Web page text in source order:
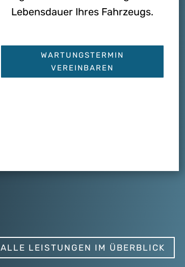
Lebensdauer Ihres Fahrzeugs.
WARTUNGSTERMIN
VEREINBAREN
ALLE LEISTUNGEN IM ÜBERBLICK